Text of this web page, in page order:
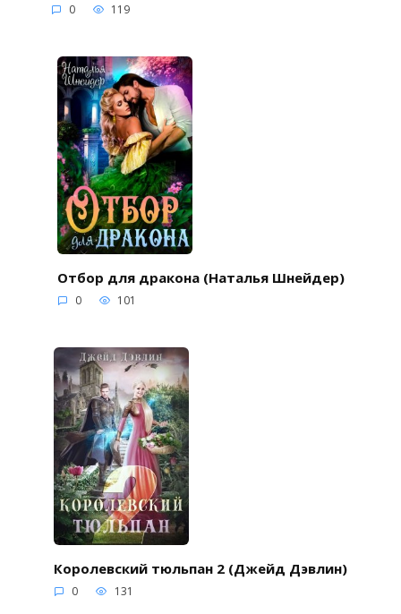
0 119
Отбор для дракона (Наталья Шнейдер)
0 101
Королевский тюльпан 2 (Джейд Дэвлин)
0 131